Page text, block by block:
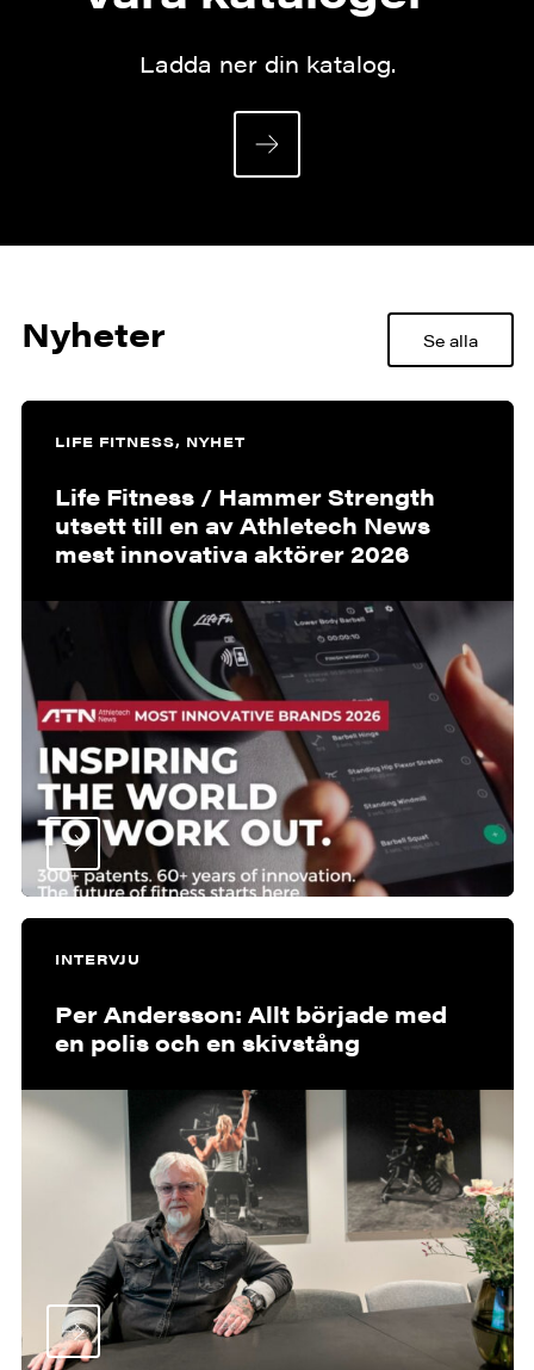
Ladda ner din katalog.
Nyheter Se alla
LIFE FITNESS, NYHET
Life Fitness / Hammer Strength
utsett till en av Athletech News
mest innovativa aktörer 2026
INTERVJU
Per Andersson: Allt började med
en polis och en skivstång